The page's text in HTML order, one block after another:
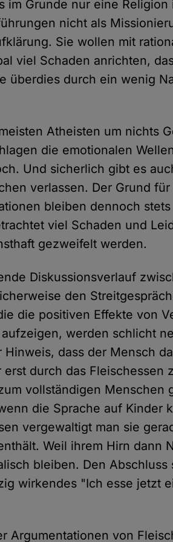
im Grunde nur eine
nicht als
Sie wollen mit
viel Schaden anrichten,
überdies durch ein wenig
Atheisten um nichts
die emotionalen
Und sicherlich gibt es
verlassen. Der Grund
bleiben dennoch
viel Schaden und
gezweifelt werden.
Diskussionsverlauf
den
die positiven Effekte von
werden schlicht
Hinweis, dass der Mensch
erst durch das Fleischessen
vollständigen Menschen
die Sprache auf Kinder
vergewaltigt man sie
Weil ihrem Hirn dann
bleiben. Den
wirkendes "Ich esse jetzt
Argumentationen von